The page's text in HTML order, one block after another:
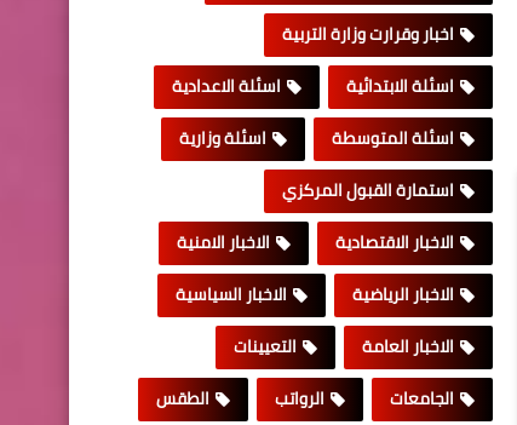
اخبار وقرارت وزارة التربية
اسئلة الابتدائية
اسئلة الاعدادية
اسئلة المتوسطة
اسئلة وزارية
استمارة القبول المركزي
الاخبار الاقتصادية
الاخبار الامنية
الاخبار الرياضية
الاخبار السياسية
الاخبار العامة
التعيينات
الجامعات
الرواتب الطقس